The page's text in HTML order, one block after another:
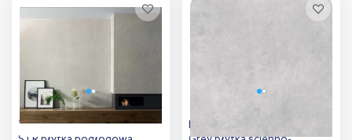
Dodaj do
Tubądzin Grand Cave ivory
Paradyż Uniwersalne P U117